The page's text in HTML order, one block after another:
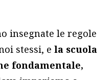
insegnate le regole
stessi, ela scuola
fondamentale,